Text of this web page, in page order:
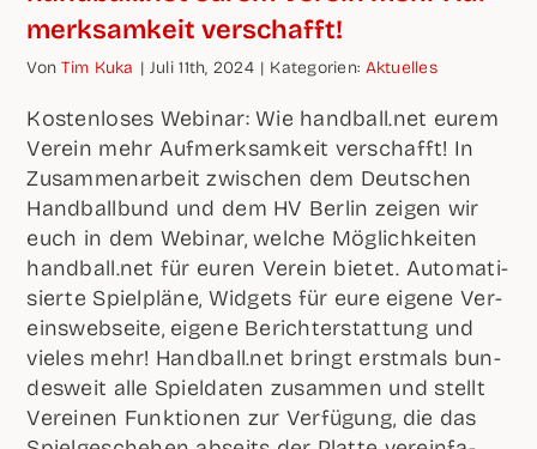
merk­sam­keit verschafft!
VonTim Kuka | Juli 11th, 2024 | Kate­go­rien: Aktu­el­les
Kos­ten­lo­ses Web­i­nar: Wie handball.net eurem
Ver­ein mehr Auf­merk­sam­keit ver­schafft! In
Zusam­men­ar­beit zwi­schen dem Deut­schen
Hand­ball­bund und dem HV Ber­lin zei­gen wir
euch in dem Web­i­nar, wel­che Mög­lich­kei­ten
handball.net für euren Ver­ein bie­tet. Auto­ma­ti­
sier­te Spiel­plä­ne, Wid­gets für eure eige­ne Ver­
eins­web­sei­te, eige­ne Bericht­erstat­tung und
vie­les mehr! Handball.net bringt erst­mals bun­
des­weit alle Spiel­da­ten zusam­men und stellt
Ver­ei­nen Funk­tio­nen zur Ver­fü­gung, die das